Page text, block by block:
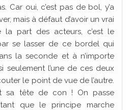
Car oui, c’est pas de bol, y’a
mais à défaut d’avoir un vrai
part des acteurs, c’est le
se lasser de ce bordel qui
la seconde et à n’importe
seulement l’une de ces deux
le point de vue de l’autre.
sa tête de con ! On passe
que le principe marche